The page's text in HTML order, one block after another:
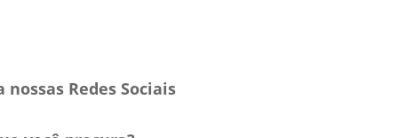
nossas Redes Sociais